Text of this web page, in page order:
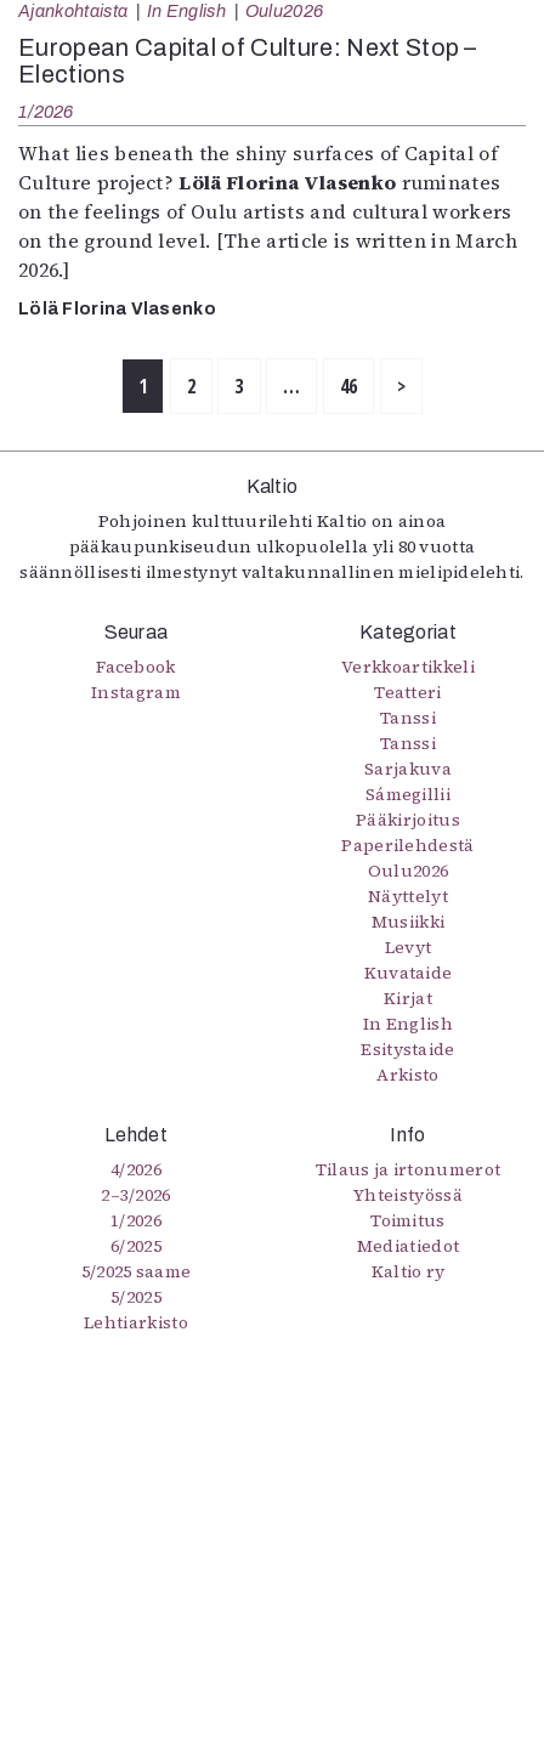
Ajankohtaista In English Oulu2026
European Capital of Culture: Next Stop –
Elections
1/2026
What lies beneath the shiny surfaces of Capital of
Culture project?Lölä Florina Vlasenko ruminates
on the feelings of Oulu artists and cultural workers
on the ground level. [The article is written in March
2026.]
Lölä Florina Vlasenko
1 2 3 … 46 >
Kaltio
Pohjoinen kulttuurilehti Kaltio on ainoa
pääkaupunkiseudun ulkopuolella yli 80 vuotta
säännöllisesti ilmestynyt valtakunnallinen mielipidelehti.
Seuraa
Facebook
Instagram
Kategoriat
Verkkoartikkeli
Teatteri
Tanssi
Tanssi
Sarjakuva
Sámegillii
Pääkirjoitus
Paperilehdestä
Oulu2026
Näyttelyt
Musiikki
Levyt
Kuvataide
Kirjat
In English
Esitystaide
Arkisto
Lehdet
4/2026
2–3/2026
1/2026
6/2025
5/2025 saame
5/2025
Lehtiarkisto
Info
Tilaus ja irtonumerot
Yhteistyössä
Toimitus
Mediatiedot
Kaltio ry